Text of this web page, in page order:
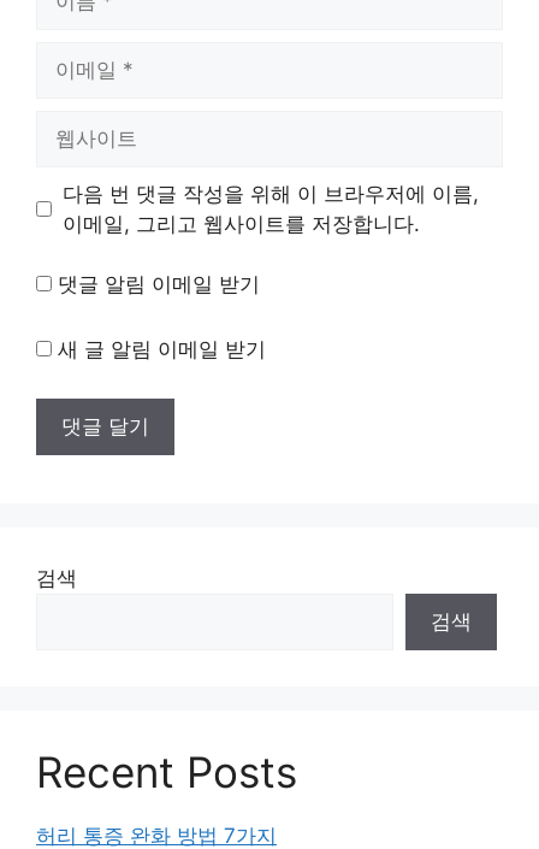
트
다음 번 댓글 작성을 위해 이 브라우저에 이름,
이메일, 그리고 웹사이트를 저장합니다.
댓글 알림 이메일 받기
새 글 알림 이메일 받기
검색
검색
Recent Posts
허리 통증 완화 방법 7가지